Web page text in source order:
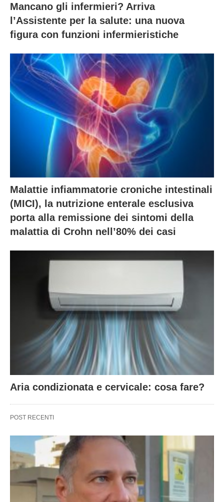
Mancano gli infermieri? Arriva
l’Assistente per la salute: una nuova
figura con funzioni infermieristiche
Malattie infiammatorie croniche intestinali
(MICI), la nutrizione enterale esclusiva
porta alla remissione dei sintomi della
malattia di Crohn nell’80% dei casi
Aria condizionata e cervicale: cosa fare?
POST RECENTI